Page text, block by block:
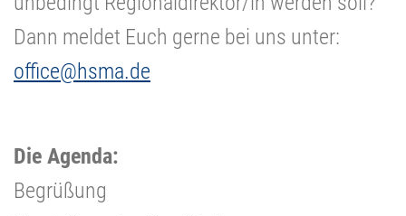
Dann meldet Euch gerne bei uns unter:
office@hsma.de
Die Agenda:
Begrüßung